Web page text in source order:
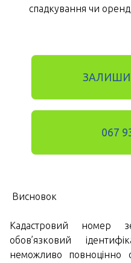
спадкування чи
067
Висновок
Кадастровий номер
обов’язковий
неможливо повноцінно